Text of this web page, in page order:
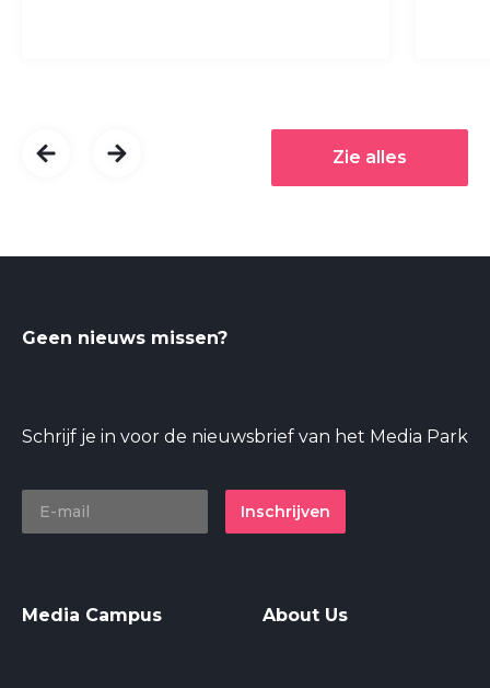
Zie alles
Geen nieuws missen?
Schrijf je in voor de nieuwsbrief van het Media Park
Inschrijven
Media Campus About Us